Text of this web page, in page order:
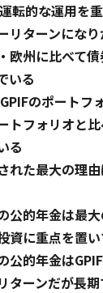
転的な運用を
リターンにな
欧州に比べて
いる
のポートフ
トフォリオと
る
れた最大の理
公的年金は最
資に重点を置
公的年金は
ターンだが長